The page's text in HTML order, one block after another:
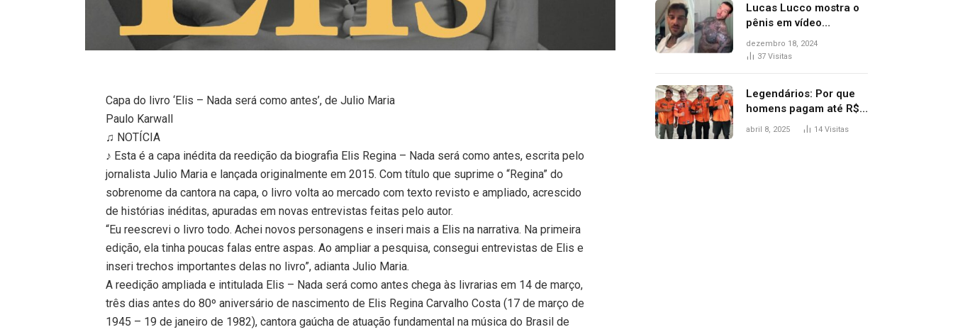
Capa do livro ‘Elis – Nada será como antes’, de Julio Maria
Paulo Karwall
♫ NOTÍCIA
♪ Esta é a capa inédita da reedição da biografia Elis Regina – Nada será como antes, escrita pelo
jornalista Julio Maria e lançada originalmente em 2015. Com título que suprime o “Regina” do
sobrenome da cantora na capa, o livro volta ao mercado com texto revisto e ampliado, acrescido
de histórias inéditas, apuradas em novas entrevistas feitas pelo autor.
“Eu reescrevi o livro todo. Achei novos personagens e inseri mais a Elis na narrativa. Na primeira
edição, ela tinha poucas falas entre aspas. Ao ampliar a pesquisa, consegui entrevistas de Elis e
inseri trechos importantes delas no livro”, adianta Julio Maria.
A reedição ampliada e intitulada Elis – Nada será como antes chega às livrarias em 14 de março,
três dias antes do 80º aniversário de nascimento de Elis Regina Carvalho Costa (17 de março de
1945 – 19 de janeiro de 1982), cantora gaúcha de atuação fundamental na música do Brasil de
Lucas Lucco mostra o
pênis em vídeo
tomando banho, apaga
post e diz ‘foi mal’
dezembro 18, 2024
37 Visitas
Legendários: Por que
homens pagam até R$
81 mil para subir
abril 8, 2025 14 Visitas